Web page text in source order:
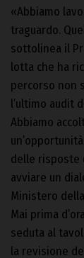
«Abbiamo
traguardo.
sottolinea il
lotta che ha
percorso non
l’ultimo audit
Abbiamo
delle risposte
avviare un
Ministero
Mai prima
seduta al
la revisione